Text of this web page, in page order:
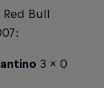
Bull
3 x 0